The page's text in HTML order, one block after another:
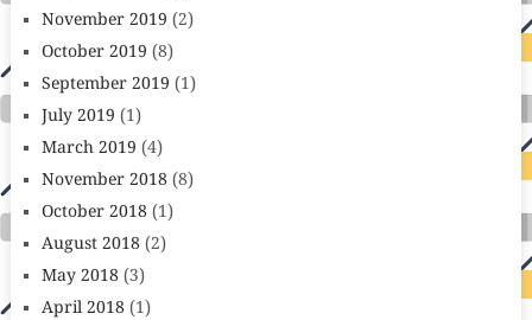
November 2019 (2)
October 2019 (8)
September 2019 (1)
July 2019 (1)
March 2019 (4)
November 2018(8)
October 2018(1)
August 2018(2)
May 2018(3)
April 2018(1)